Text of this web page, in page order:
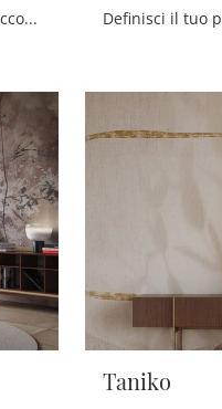
Clicca e ottieni informazioni su un ricco catalogo di Carta da parati vinilica moderna: il modello Tear di Instabilelab ti aspetta!
Taniko